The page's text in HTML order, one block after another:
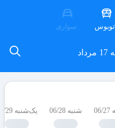
اتوبوس سواری
شنبه 06/28 یک‌شنبه 06/29